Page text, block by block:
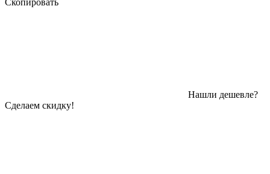
Нашли дешевле?
Сделаем скидку!